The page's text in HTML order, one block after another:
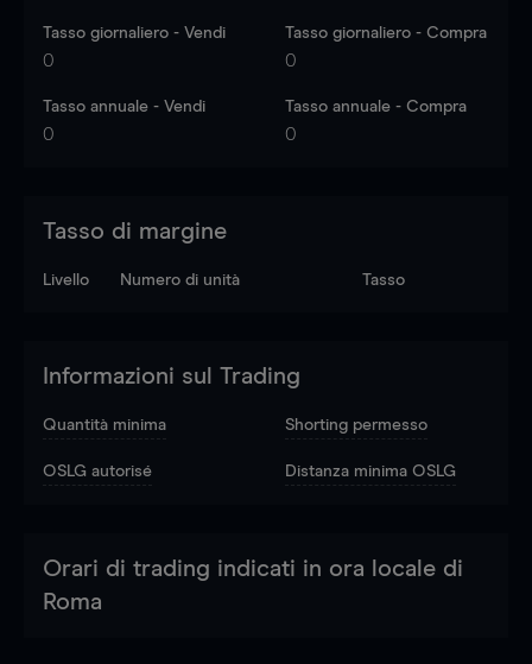
Tasso giornaliero - Vendi
0
Tasso giornaliero - Compra
0
Tasso annuale - Vendi
0
Tasso annuale - Compra
0
Tasso di margine
Livello Numero di unità Tasso
Informazioni sul Trading
Quantità minima Shorting permesso
OSLG autorisé Distanza minima OSLG
Orari di trading indicati in ora locale di
Roma